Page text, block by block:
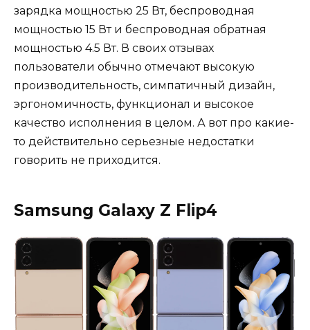
зарядка мощностью 25 Вт, беспроводная
мощностью 15 Вт и беспроводная обратная
мощностью 4.5 Вт. В своих отзывах
пользователи обычно отмечают высокую
производительность, симпатичный дизайн,
эргономичность, функционал и высокое
качество исполнения в целом. А вот про какие-
то действительно серьезные недостатки
говорить не приходится.
Samsung Galaxy Z Flip4